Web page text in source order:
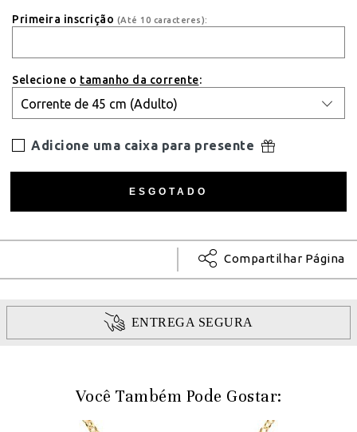
Primeira inscrição (Até 10 caracteres):
Selecione o tamanho da corrente:
Adicione uma caixa para presente
Compartilhar Página
ENTREGA SEGURA
Você Também Pode Gostar: